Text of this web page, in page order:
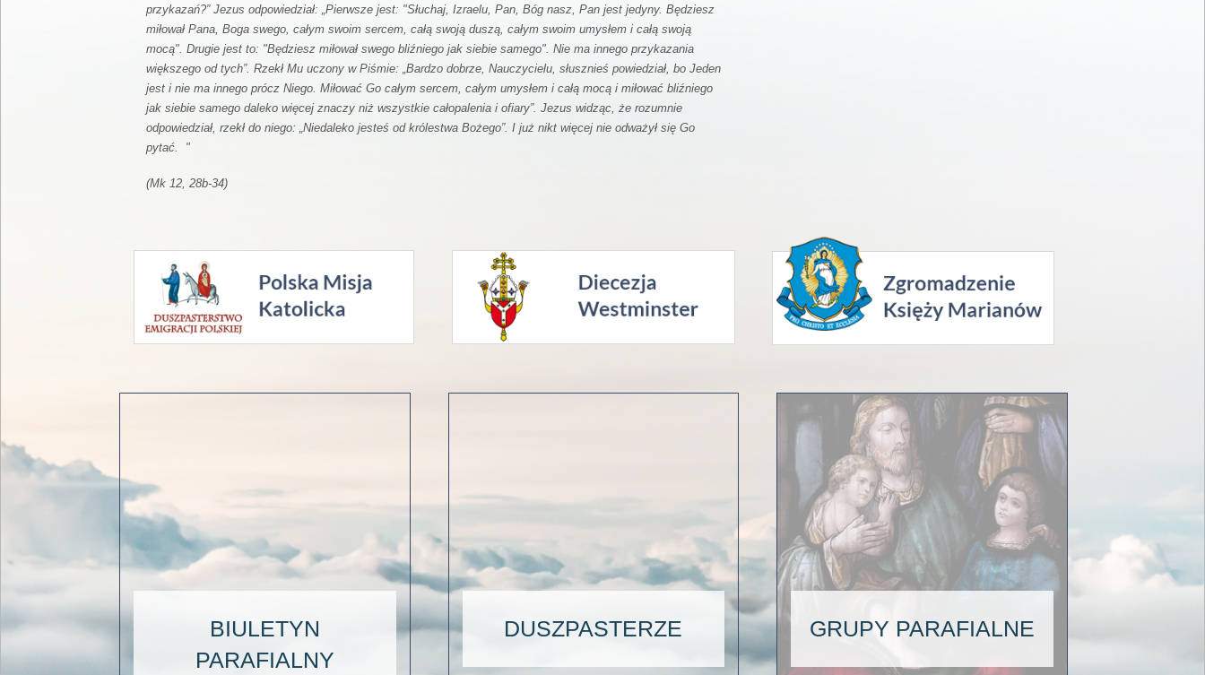
przykazań?” Jezus odpowiedział: „Pierwsze jest: "Słuchaj, Izraelu, Pan, Bóg nasz, Pan jest jedyny. Będziesz
miłował Pana, Boga swego, całym swoim sercem, całą swoją duszą, całym swoim umysłem i całą swoją
mocą". Drugie jest to: "Będziesz miłował swego bliźniego jak siebie samego". Nie ma innego przykazania
większego od tych”. Rzekł Mu uczony w Piśmie: „Bardzo dobrze, Nauczycielu, słusznieś powiedział, bo Jeden
jest i nie ma innego prócz Niego. Miłować Go całym sercem, całym umysłem i całą mocą i miłować bliźniego
jak siebie samego daleko więcej znaczy niż wszystkie całopalenia i ofiary”. Jezus widząc, że rozumnie
odpowiedział, rzekł do niego: „Niedaleko jesteś od królestwa Bożego”. I już nikt więcej nie odważył się Go
pytać. "
(Mk 12, 28b-34)
BIULETYN
PARAFIALNY
DUSZPASTERZE GRUPY PARAFIALNE